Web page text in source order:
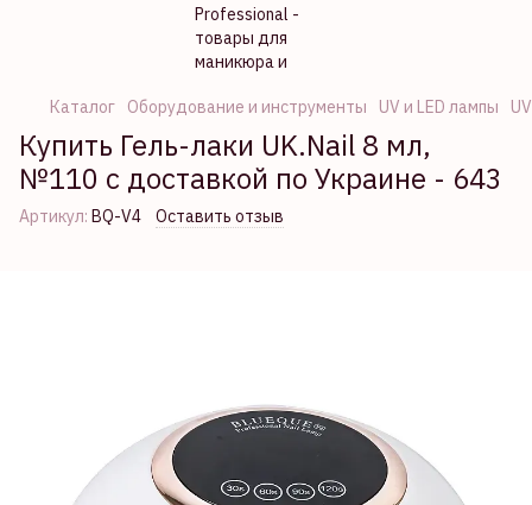
Каталог Оборудование и инструменты UV и LED лампы
Купить Гель-лаки UK.Nail 8 мл,
№110 с доставкой по Украине - 643
Артикул: BQ-V4 Оставить отзыв